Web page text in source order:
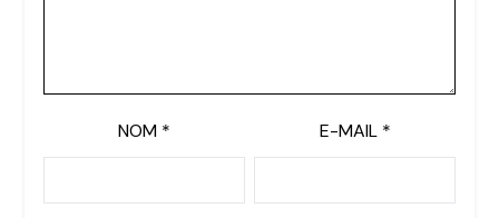
NOM * E-MAIL *